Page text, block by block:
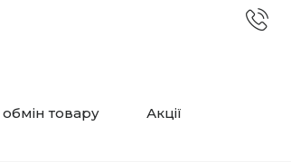
товару Акції